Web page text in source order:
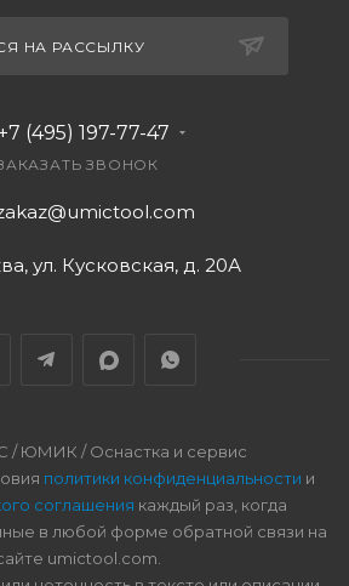
НА РАССЫЛКУ
(495) 197-77-47
ЗВОНОК
ул. Кусковская, д. 20А
/ ЮМИК / Оснастка и сервис
политики конфиденциальности и
соглашения каждый раз, когда
в любой форме обратной связи на
umictool.com.